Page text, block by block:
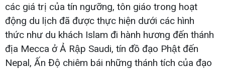
các giá trị của tín ngưỡng, tôn giáo trong hoạt
động du lịch đã được thực hiện dưới các hình
thức như du khách Islam đi hành hương đến thánh
địa Mecca ở Ả Rập Saudi, tín đồ đạo Phật đến
Nepal, Ấn Độ chiêm bái những thánh tích của đạo